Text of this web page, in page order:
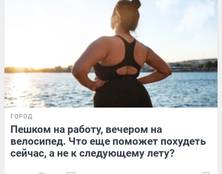
ГОРОД
Пешком на работу, вечером на
велосипед. Что еще поможет похудеть
сейчас, а не к следующему лету?